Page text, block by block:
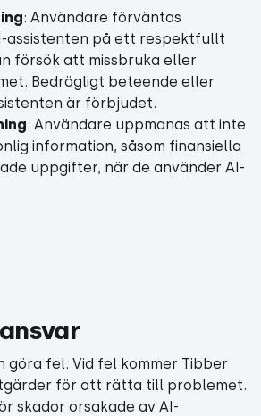
: Användare förväntas
assistenten på ett respektfullt
försök att missbruka eller
Bedrägligt beteende eller
är förbjudet.
: Användare uppmanas att inte
information, såsom finansiella
uppgifter, när de använder AI-
göra fel. Vid fel kommer Tibber
för att rätta till problemet.
skador orsakade av AI-